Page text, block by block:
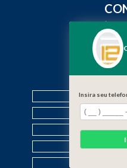
(19)
(19)
Insira seu